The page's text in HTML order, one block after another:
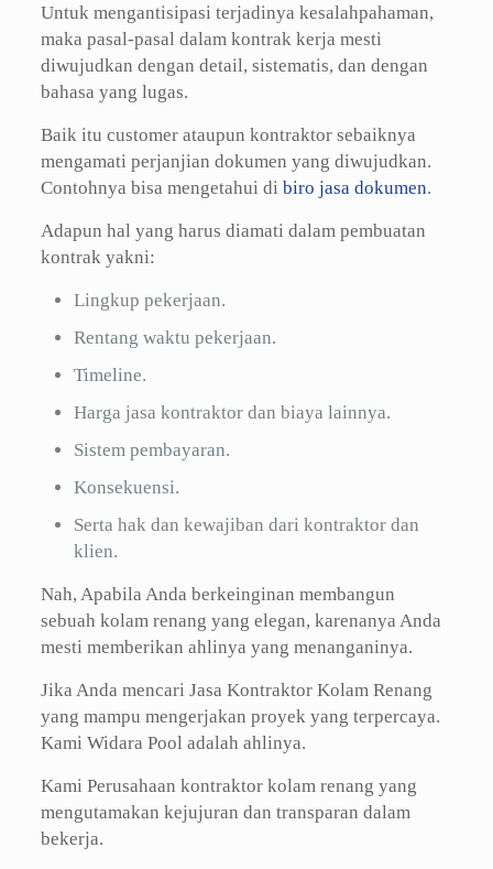
Untuk mengantisipasi terjadinya kesalahpahaman,
maka pasal-pasal dalam kontrak kerja mesti
diwujudkan dengan detail, sistematis, dan dengan
bahasa yang lugas.
Baik itu customer ataupun kontraktor sebaiknya
mengamati perjanjian dokumen yang diwujudkan.
Contohnya bisa mengetahui di biro jasa dokumen.
Adapun hal yang harus diamati dalam pembuatan
kontrak yakni:
Lingkup pekerjaan.
Rentang waktu pekerjaan.
Timeline.
Harga jasa kontraktor dan biaya lainnya.
Sistem pembayaran.
Konsekuensi.
Serta hak dan kewajiban dari kontraktor dan
klien.
Nah, Apabila Anda berkeinginan membangun
sebuah kolam renang yang elegan, karenanya Anda
mesti memberikan ahlinya yang menanganinya.
Jika Anda mencari Jasa Kontraktor Kolam Renang
yang mampu mengerjakan proyek yang terpercaya.
Kami Widara Pool adalah ahlinya.
Kami Perusahaan kontraktor kolam renang yang
mengutamakan kejujuran dan transparan dalam
bekerja.